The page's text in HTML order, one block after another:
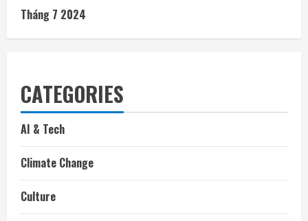
Tháng 7 2024
CATEGORIES
AI & Tech
Climate Change
Culture